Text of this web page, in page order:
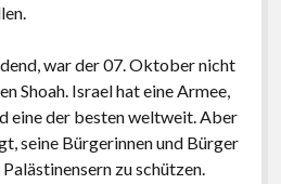
war der 07. Oktober nicht
Shoah. Israel hat eine Armee,
eine der besten weltweit. Aber
seine Bürgerinnen und Bürger
zu schützen.